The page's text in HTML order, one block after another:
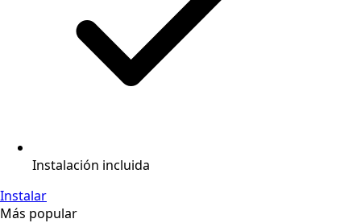
Instalación incluida
Instalar
Más popular